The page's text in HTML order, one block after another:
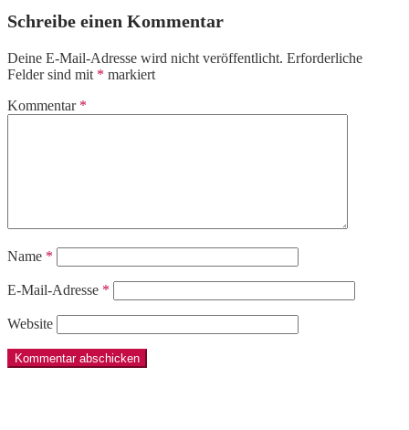
Schreibe einen Kommentar
Deine E-Mail-Adresse wird nicht veröffentlicht. Erforderliche
Felder sind mit * markiert
Kommentar *
Name *
E-Mail-Adresse *
Website